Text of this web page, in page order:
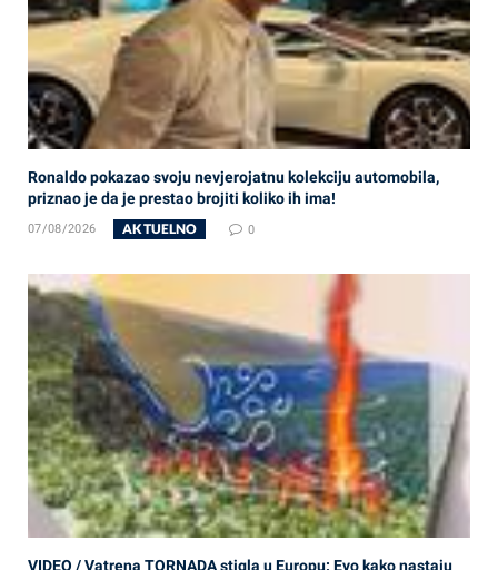
Ronaldo pokazao svoju nevjerojatnu kolekciju automobila,
priznao je da je prestao brojiti koliko ih ima!
07/08/2026 AKTUELNO 0
VIDEO / Vatrena TORNADA stigla u Europu: Evo kako nastaju